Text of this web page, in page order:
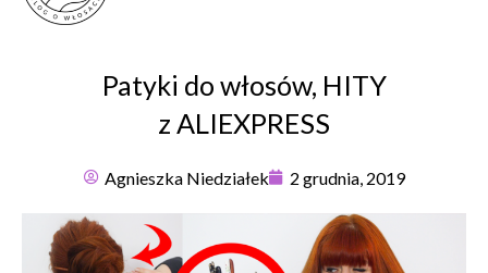
Patyki do włosów, HITY
z ALIEXPRESS
Agnieszka Niedziałek 2 grudnia, 2019